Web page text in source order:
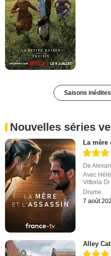
Saisons
Nouvelles séries
La mère
De
Avec
Vittoria
Drame
7 août
Alley